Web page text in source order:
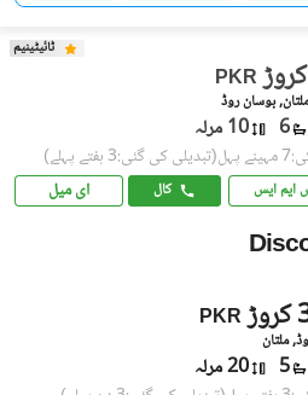
ٹائیٹینیم
PKR
بوسان روڈ
6 10 مرلہ
پہل (تبدیلی کی گئی:3 ہفتے پہلے)
ایم ایس کال ای میل
PKR
ملتان
5 20 مرلہ